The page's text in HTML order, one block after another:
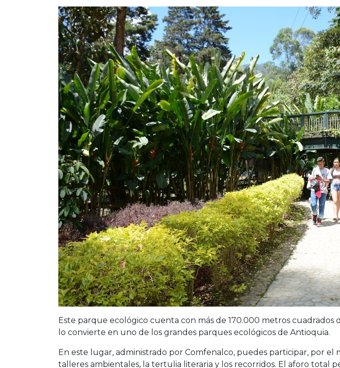
Este parque ecológico cuenta con más de 170.000 metros cuadrados
lo convierte en uno de los grandes parques ecológicos de Antioquia.
En este lugar, administrado por Comfenalco, puedes participar, por el
talleres ambientales, la tertulia literaria y los recorridos. El aforo total